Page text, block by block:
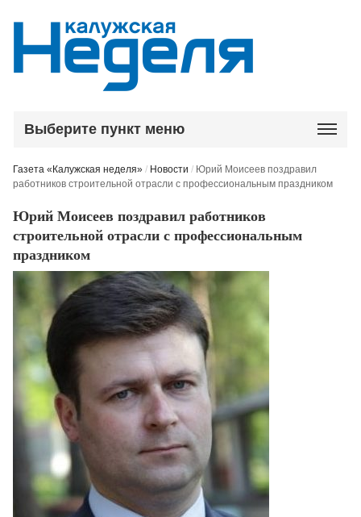
Выберите пункт меню
Газета «Калужская неделя» / Новости / Юрий Моисеев поздравил
работников строительной отрасли с профессиональным праздником
Юрий Моисеев поздравил работников
строительной отрасли с профессиональным
праздником